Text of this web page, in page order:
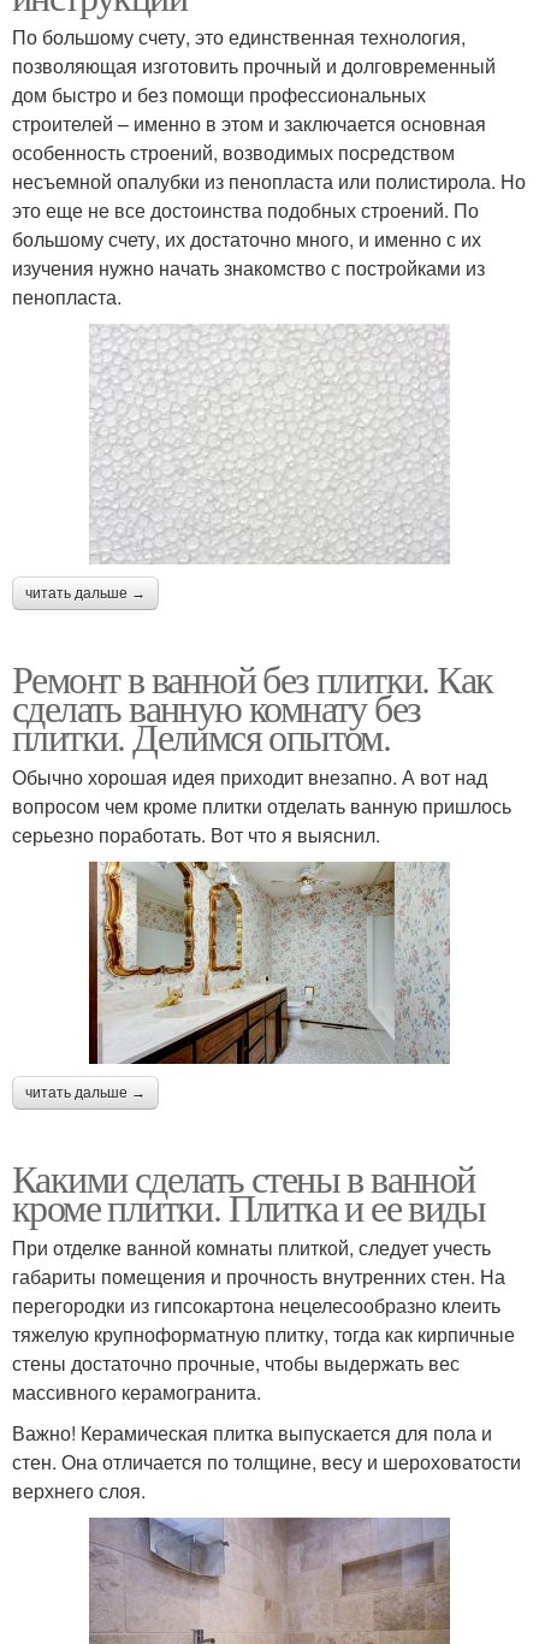
По большому счету, это единственная технология,
позволяющая изготовить прочный и долговременный
дом быстро и без помощи профессиональных
строителей – именно в этом и заключается основная
особенность строений, возводимых посредством
несъемной опалубки из пенопласта или полистирола. Но
это еще не все достоинства подобных строений. По
большому счету, их достаточно много, и именно с их
изучения нужно начать знакомство с постройками из
пенопласта.
читать дальше →
Ремонт в ванной без плитки. Как
сделать ванную комнату без
плитки. Делимся опытом.
Обычно хорошая идея приходит внезапно. А вот над
вопросом чем кроме плитки отделать ванную пришлось
серьезно поработать. Вот что я выяснил.
читать дальше →
Какими сделать стены в ванной
кроме плитки. Плитка и ее виды
При отделке ванной комнаты плиткой, следует учесть
габариты помещения и прочность внутренних стен. На
перегородки из гипсокартона нецелесообразно клеить
тяжелую крупноформатную плитку, тогда как кирпичные
стены достаточно прочные, чтобы выдержать вес
массивного керамогранита.
Важно! Керамическая плитка выпускается для пола и
стен. Она отличается по толщине, весу и шероховатости
верхнего слоя.